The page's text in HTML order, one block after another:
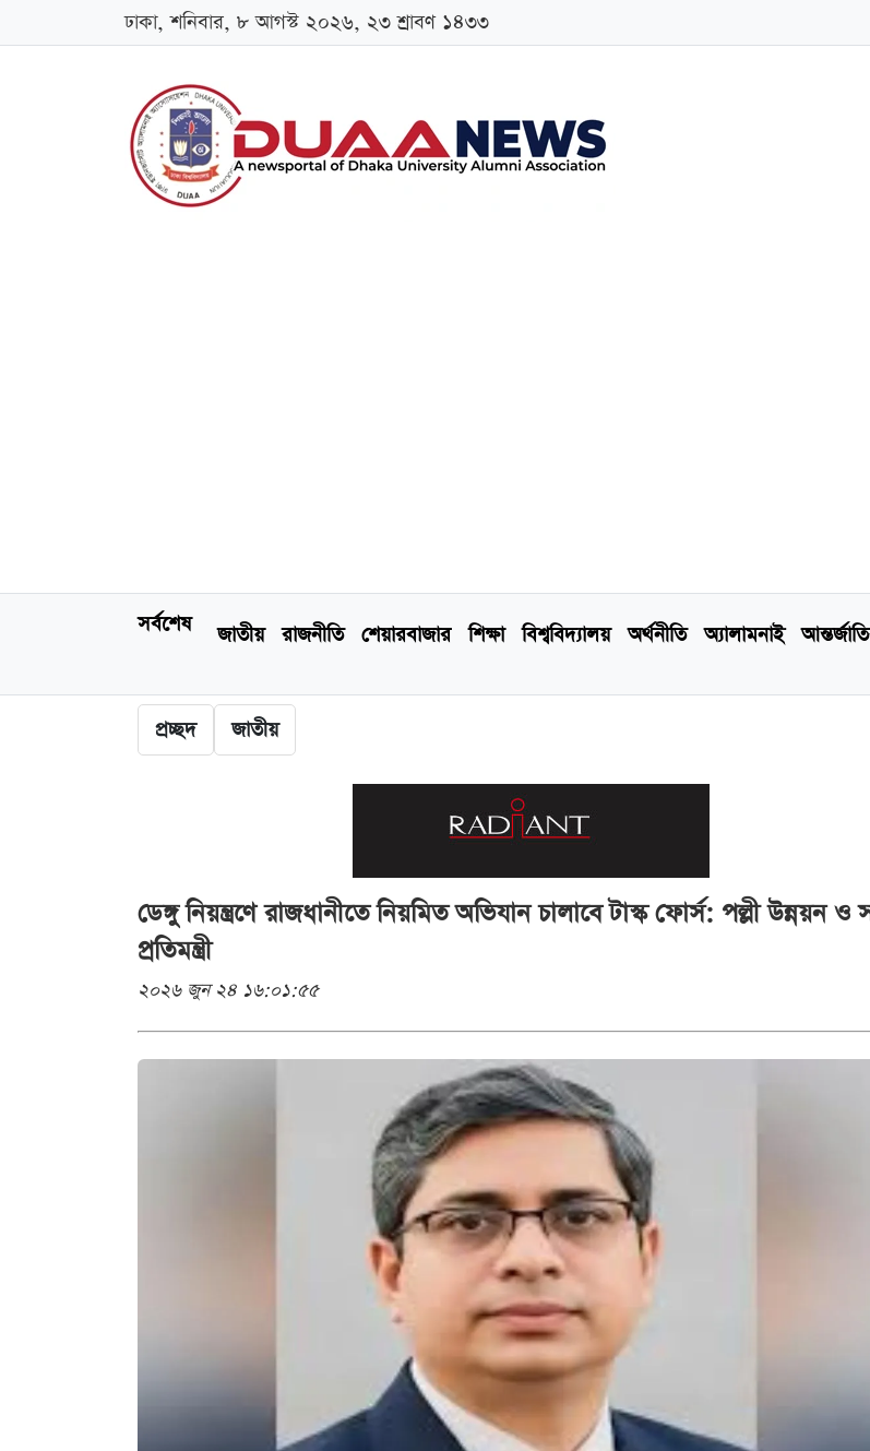
ঢাকা, শনিবার, ৮ আগস্ট ২০২৬, ২৩ শ্রাবণ ১৪৩৩
সর্বশেষ জাতীয় রাজনীতি শেয়ারবাজার শিক্ষা বিশ্ববিদ্যালয় অর্থনীতি অ্যালামনাই
প্রচ্ছদ জাতীয়
ডেঙ্গু নিয়ন্ত্রণে রাজধানীতে নিয়মিত অভিযান চালাবে টাস্ক ফোর্স: পল্লী উন্নয়ন ও
প্রতিমন্ত্রী
২০২৬ জুন ২৪ ১৬:০১:৫৫